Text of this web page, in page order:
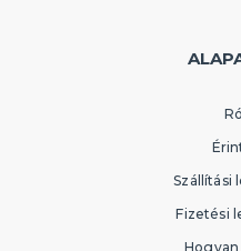
Szállítási
Fizetési